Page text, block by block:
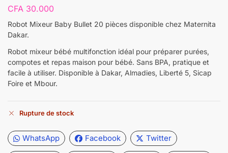
CFA 30.000
Robot Mixeur Baby Bullet 20 pièces disponible chez Maternita
Dakar.
Robot mixeur bébé multifonction idéal pour préparer purées,
compotes et repas maison pour bébé. Sans BPA, pratique et
facile à utiliser. Disponible à Dakar, Almadies, Liberté 5, Sicap
Foire et Mbour.
Rupture de stock
WhatsApp Facebook Twitter